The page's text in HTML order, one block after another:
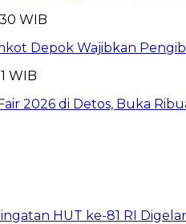
WIB
Depok Wajibkan
WIB
2026 di Detos, Buka
HUT ke-81 RI